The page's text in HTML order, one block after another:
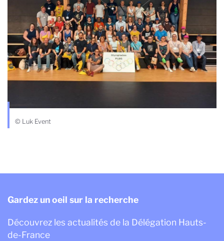
© Luk Event
Gardez un oeil sur la recherche
Découvrez les actualités de la Délégation Hauts-
de-France